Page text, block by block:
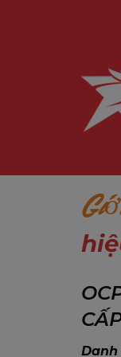
Danh